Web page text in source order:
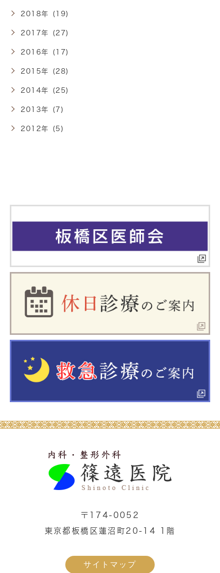
2018年 (19)
2017年 (27)
2016年 (17)
2015年 (28)
2014年 (25)
2013年 (7)
2012年 (5)
〒174-0052
東京都板橋区蓮沼町20-14 1階
サイトマップ